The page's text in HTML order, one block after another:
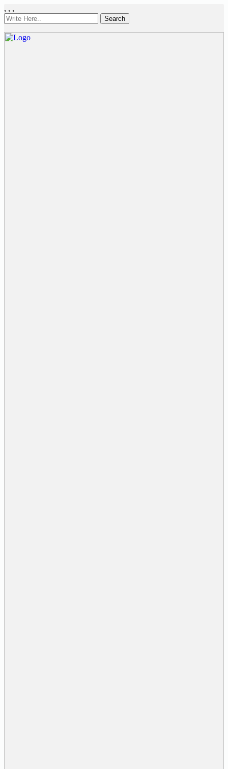
, , ,
Search